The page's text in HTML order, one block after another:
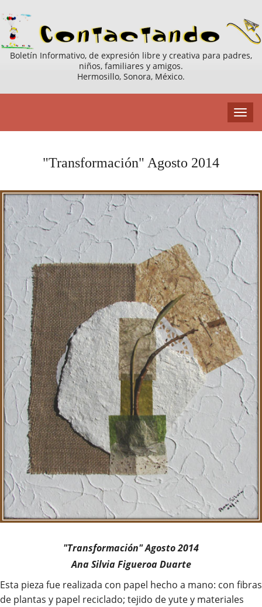
Boletín Informativo, de expresión libre y creativa para padres,
niños, familiares y amigos.
Hermosillo, Sonora, México.
"Transformación" Agosto 2014
"Transformación" Agosto 2014
Ana Silvia Figueroa Duarte
Esta pieza fue realizada con papel hecho a mano: con fibras
de plantas y papel reciclado; tejido de yute y materiales